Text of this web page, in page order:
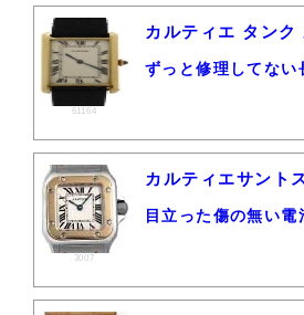
61164
カルティエ タン
ずっと修理してな
3007
カルティエサント
目立った傷の無い